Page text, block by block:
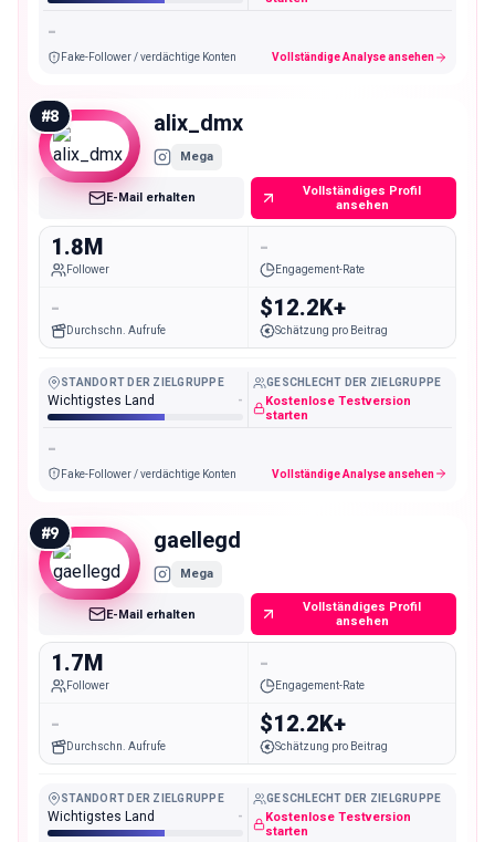
-
Fake-Follower / verdächtige Konten Vollständige Analyse ansehen
#8 alix_dmx
Mega
E-Mail erhalten
Vollständiges Profil
ansehen
1.8M
Follower
-
Engagement-Rate
-
Durchschn. Aufrufe
$12.2K+
Schätzung pro Beitrag
STANDORT DER ZIELGRUPPE
Wichtigstes Land -
GESCHLECHT DER ZIELGRUPPE
Kostenlose Testversion
starten
-
Fake-Follower / verdächtige Konten Vollständige Analyse ansehen
#9 gaellegd
Mega
E-Mail erhalten
Vollständiges Profil
ansehen
1.7M
Follower
-
Engagement-Rate
-
Durchschn. Aufrufe
$12.2K+
Schätzung pro Beitrag
STANDORT DER ZIELGRUPPE
Wichtigstes Land -
GESCHLECHT DER ZIELGRUPPE
Kostenlose Testversion
starten